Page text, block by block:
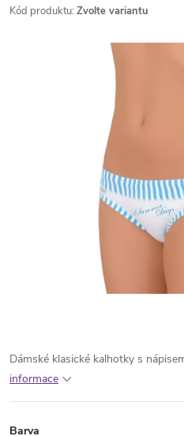
Kód produktu: Zvolte variantu
Dámské klasické kalhotky s
informace
Barva